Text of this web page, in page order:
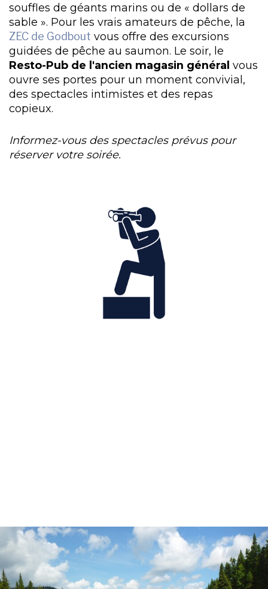
souffles de géants marins ou de « dollars de
sable ». Pour les vrais amateurs de pêche, la
ZEC de Godbout vous offre des excursions
guidées de pêche au saumon. Le soir, le
Resto-Pub de l'ancien magasin général vous
ouvre ses portes pour un moment convivial,
des spectacles intimistes et des repas
copieux.
Informez-vous des spectacles prévus pour
réserver votre soirée.